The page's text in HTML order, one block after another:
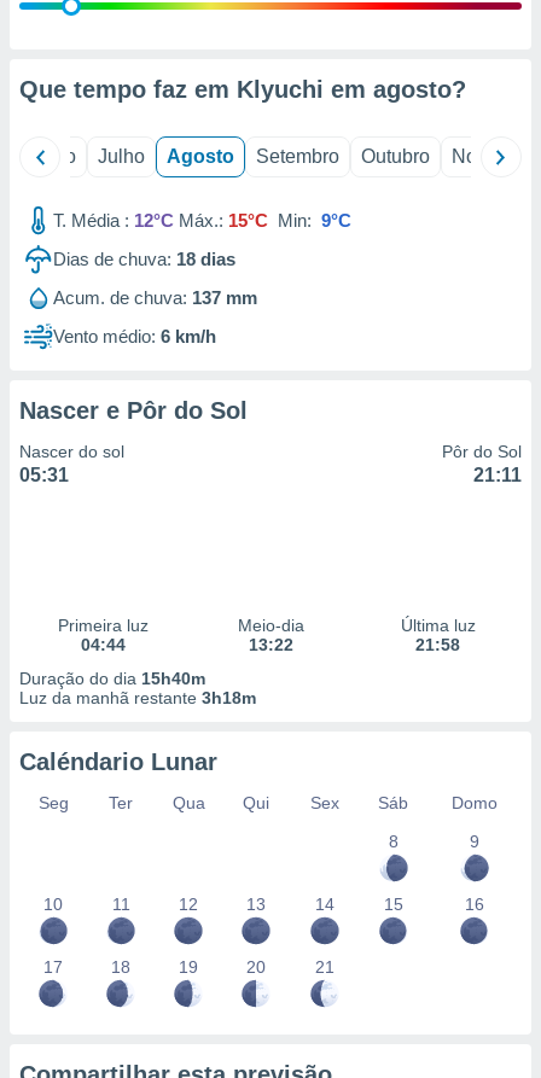
através
estudos
de
Que tempo faz em Klyuchi em agosto?
Junho Julho Agosto Setembro Outubro Novembro
T. Média : 12°C Máx.: 15°C Min: 9°C
Dias de chuva: 18 dias
Acum. de chuva: 137 mm
Vento médio: 6 km/h
Nascer e Pôr do Sol
Nascer do sol
05:31
Pôr do Sol
21:11
Primeira luz
04:44
Meio-dia
13:22
Última luz
21:58
Duração do dia 15h40m
Luz da manhã restante 3h18m
Caléndario Lunar
Seg Ter Qua Qui Sex Sáb
Domo
8
9
10 11 12 13 14 15 16
17 18 19 20 21